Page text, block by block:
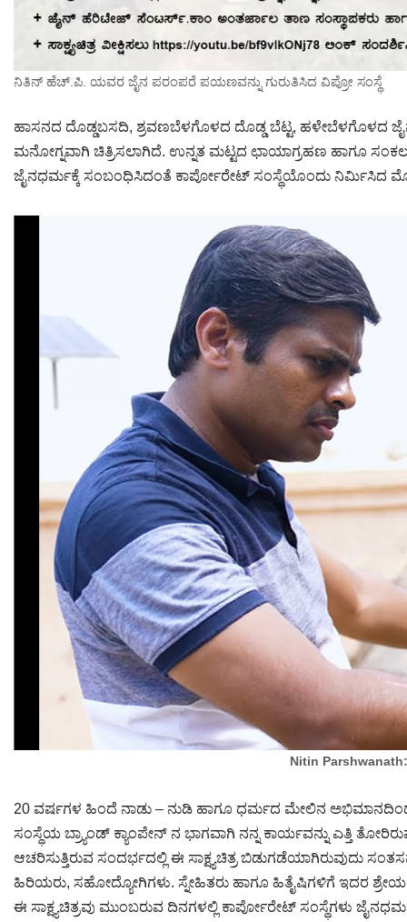
ನಿತಿನ್ ಹೆಚ್.ಪಿ. ಯವರ ಜೈನ ಪರಂಪರೆ ಪಯಣವನ್ನು ಗುರುತಿಸಿದ ವಿಪ್ರೋ ಸಂಸ್ಥೆ
ಹಾಸನದ ದೊಡ್ಡಬಸದಿ, ಶ್ರ‍ವಣಬೆಳಗೊಳದ ದೊಡ್ಡ ಬೆಟ್ಟ, ಹಳೇಬೆಳಗೊಳದ
ಮನೋಗ್ನವಾಗಿ ಚಿತ್ರಿಸಲಾಗಿದೆ. ಉನ್ನತ ಮಟ್ಟದ ಛಾಯಾಗ್ರಹಣ ಹಾಗೂ
ಜೈನಧರ್ಮಕ್ಕೆ ಸಂಬಂಧಿಸಿದಂತೆ ಕಾರ್ಪೋರ‍ೇಟ್ ಸಂಸ್ಥೆಯೊಂದು ನಿರ್ಮಿಸಿದ
Nitin
20 ವರ್ಷಗಳ ಹಿಂದೆ ನಾಡು – ನುಡಿ ಹಾಗೂ ಧರ್ಮದ ಮೇಲಿನ
ಸಂಸ್ಥೆಯ ಬ್ರ್ಯಾಂಡ್ ಕ್ಯಾಂಪೇನ್ ನ ಭಾಗವಾಗಿ ನನ್ನ ಕಾರ್ಯವನ್ನು ಎತ್ತಿ
ಆಚರಿಸುತ್ತಿರುವ ಸಂದರ್ಭದಲ್ಲಿ ಈ ಸಾಕ್ಷ್ಯಚಿತ್ರ ಬಿಡುಗಡೆಯಾಗಿರುವುದು
ಹಿರಿಯರು, ಸಹೋದ್ಯೋಗಿಗಳು. ಸ್ನೇಹಿತರು ಹಾಗೂ ಹಿತೈಷಿಗಳಿಗೆ ಇದರ ಶ್ರ‍ೇಯ
ಈ ಸಾಕ್ಷ್ಯಚಿತ್ರವು ಮುಂಬರುವ ದಿನಗಳಲ್ಲಿ ಕಾರ್ಪೋರ‍ೇಟ್ ಸಂಸ್ಥೆಗಳು